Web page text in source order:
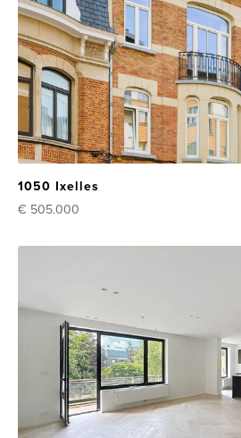
1050 Ixelles
€ 505.000